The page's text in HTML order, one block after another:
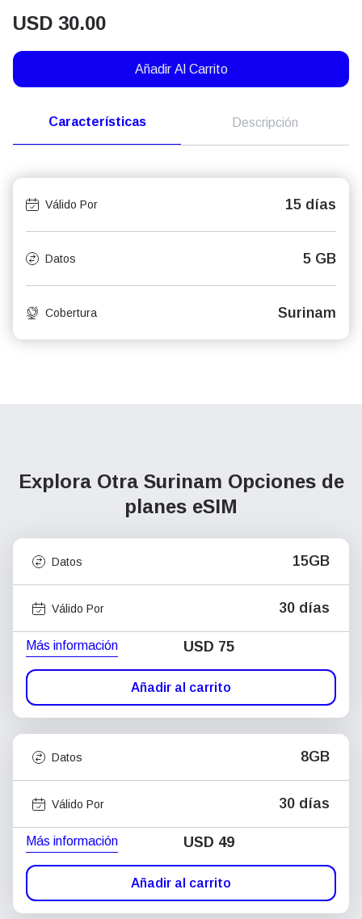
USD 30.00
Añadir Al Carrito
Características Descripción
Válido Por 15 días
Datos 5 GB
Cobertura Surinam
Explora Otra Surinam Opciones de
planes eSIM
Datos 15GB
Válido Por 30 días
Más información USD 75
Añadir al carrito
Datos 8GB
Válido Por 30 días
Más información USD 49
Añadir al carrito